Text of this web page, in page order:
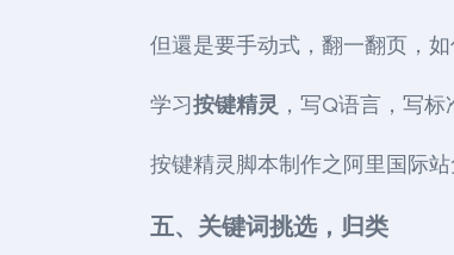
但還是要手动式，翻一翻页，如
学习 按键精灵 ，写Q语言，写
按键精灵脚本制作之阿里国际
五、关键词挑选，归类